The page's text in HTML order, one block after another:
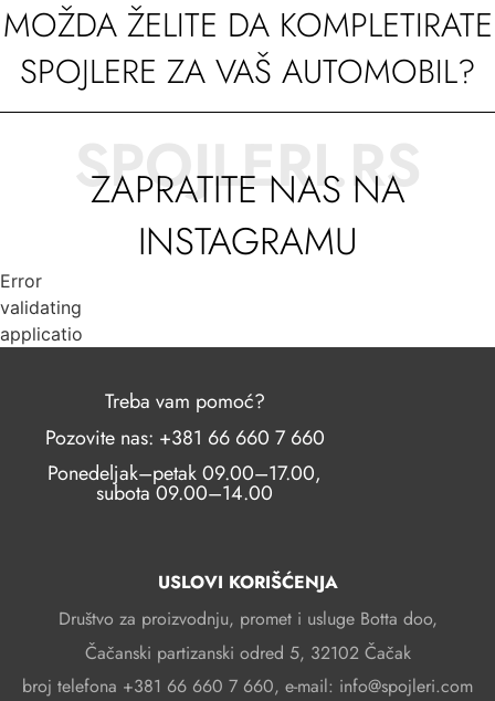
MOŽDA ŽELITE DA KOMPLETIRATE
SPOJLERE ZA VAŠ AUTOMOBIL?
SPOJLERI.RS
ZAPRATITE NAS NA
INSTAGRAMU
Error
validating
application
USLOVI KORIŠĆENJA
Društvo za proizvodnju, promet i usluge Botta doo,
Čačanski partizanski odred 5, 32102 Čačak
broj telefona +381 66 660 7 660, e-mail: info@spojleri.com
Treba vam pomoć?
Pozovite nas: +381 66 660 7 660
Ponedeljak–petak 09.00–17.00,
subota 09.00–14.00